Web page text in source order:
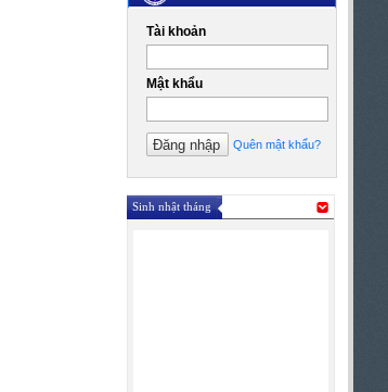
Tài khoản
Mật khẩu
Quên mật khẩu?
Sinh nhật tháng